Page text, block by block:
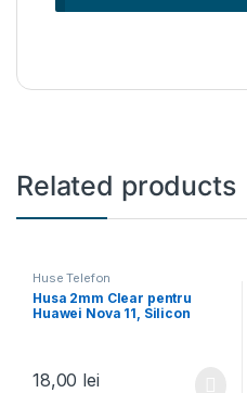
Related products
Huse Telefon
Husa 2mm Clear pentru
Huawei Nova 11, Silicon
18,00 lei